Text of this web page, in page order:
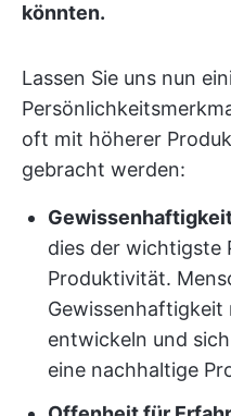
könnten.
Lassen Sie uns nun
oft mit höherer
gebracht werden:
dies der wichtigste
Produktivität.
Gewissenhaftigkeit
entwickeln und
eine nachhaltige